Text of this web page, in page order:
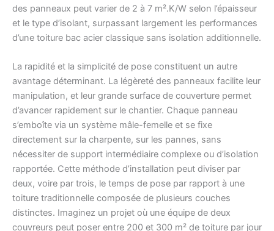
des panneaux peut varier de 2 à 7 m².K/W selon l’épaisseur
et le type d’isolant, surpassant largement les performances
d’une toiture bac acier classique sans isolation additionnelle.
La rapidité et la simplicité de pose constituent un autre
avantage déterminant. La légèreté des panneaux facilite leur
manipulation, et leur grande surface de couverture permet
d’avancer rapidement sur le chantier. Chaque panneau
s’emboîte via un système mâle-femelle et se fixe
directement sur la charpente, sur les pannes, sans
nécessiter de support intermédiaire complexe ou d’isolation
rapportée. Cette méthode d’installation peut diviser par
deux, voire par trois, le temps de pose par rapport à une
toiture traditionnelle composée de plusieurs couches
distinctes. Imaginez un projet où une équipe de deux
couvreurs peut poser entre 200 et 300 m² de toiture par jour